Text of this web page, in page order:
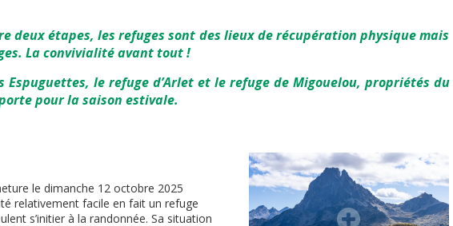
deux étapes, les refuges sont des lieux de récupération physique mais
La convivialité avant tout !
Espuguettes, le refuge d’Arlet et le refuge de Migouelou, propriétés du
pour la saison estivale.
le dimanche 12 octobre 2025
relativement facile en fait un refuge
s’initier à la randonnée. Sa situation